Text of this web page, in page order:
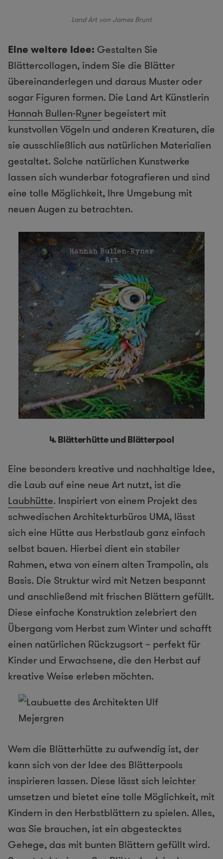
Land Art von James Brunt
Eine weitere Idee: Gestalten Sie
Blättercollagen, indem Sie die Blätter
übereinanderlegen und daraus Muster oder
sogar Figuren formen. Die Land Art Künstlerin
Hannah Bullen-Ryner begeistert mit
kunstvollen Vögeln und anderen Kreaturen, die
sie ausschließlich aus natürlichen Materialien
gestaltet. Solche natürlichen Kunstwerke
lassen sich wunderbar fotografieren und sind
eine tolle Möglichkeit, Ihre Umgebung mit
neuen Augen zu betrachten.
4. Blätterhütte und Blätterpool
Eine besonders kreative und nachhaltige Idee,
die Laub auf eine neue Art nutzt, ist die
Laubhütte. Inspiriert von einem Projekt des
schwedischen Architekturbüros UMA, lässt
sich eine Hütte aus Herbstlaub ganz einfach
selbst bauen. Hierbei dient ein stabiler
Rahmen, etwa von einem alten Trampolin, als
Basis. Die Struktur wird mit Netzen bespannt
und anschließend mit frischen Blättern gefüllt.
Diese einfache Konstruktion zelebriert den
Übergang vom Herbst zum Winter und schafft
einen natürlichen Rückzugsort – perfekt für
Kinder und Erwachsene, die den Herbst auf
kreative Weise erleben möchten.
Wem die Blätterhütte zu aufwendig ist, der
kann sich von der Idee des Blätterpools
inspirieren lassen. Diese lässt sich leichter
umsetzen und bietet eine tolle Möglichkeit, mit
Kindern in den Herbstblättern zu spielen. Alles,
was Sie brauchen, ist ein abgestecktes
Gehege, das mit bunten Blättern gefüllt wird.